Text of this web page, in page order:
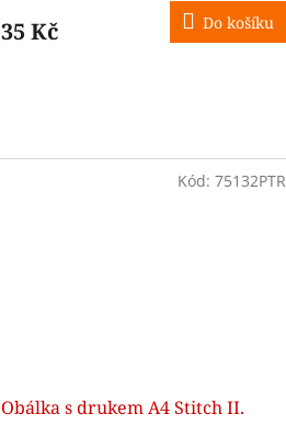
35 Kč Do košíku
Obálka s drukem A4 Stitch II.
Kód: 75132PTR